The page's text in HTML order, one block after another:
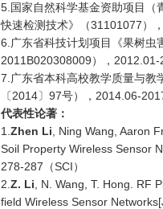
5.国家自然科学基金资助项目（
快速检测技术》（31101077）
6.广东省科技计划项目《果树虫
2011B020308009），2012.01-
7.广东省本科高校教学质量与教
〔2014〕97号），2014.06-
代表性论著：
1. Zhen Li , Ning Wang, Aaron
Soil Property Wireless Sensor
278-287（SCI）
2. Z. Li , N. Wang, T. Hong. RF
field Wireless Sensor